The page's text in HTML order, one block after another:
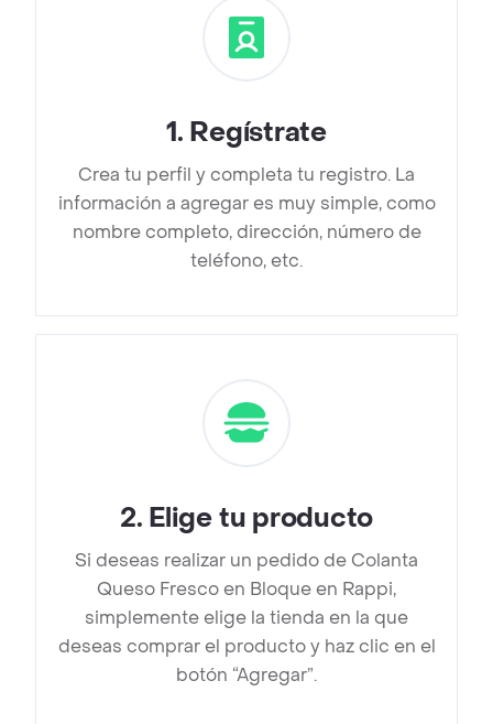
1. Regístrate
Crea tu perfil y completa tu registro. La
información a agregar es muy simple, como
nombre completo, dirección, número de
teléfono, etc.
2. Elige tu producto
Si deseas realizar un pedido de Colanta
Queso Fresco en Bloque en Rappi,
simplemente elige la tienda en la que
deseas comprar el producto y haz clic en el
botón “Agregar”.